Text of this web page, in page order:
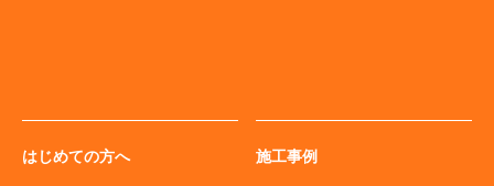
はじめての方へ 施工事例